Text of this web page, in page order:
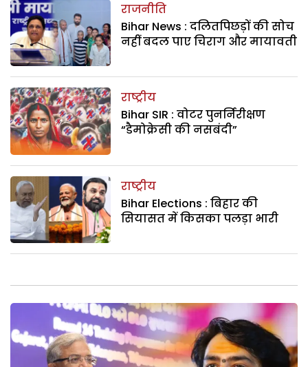
राजनीति
Bihar News : दलितपिछड़ों की सोच
नहीं बदल पाए चिराग और मायावती
राष्ट्रीय
Bihar SIR : वोटर पुनर्निरीक्षण
“डैमोक्रेसी की नसबंदी”
राष्ट्रीय
Bihar Elections : बिहार की
सियासत में किसका पलड़ा भारी